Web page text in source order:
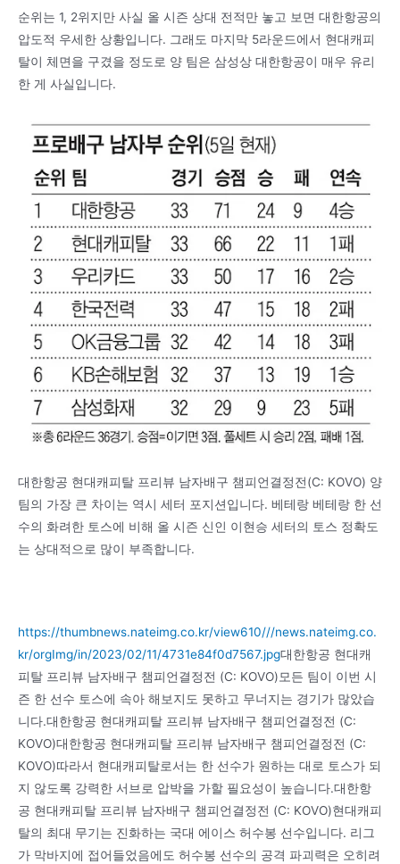
순위는 1, 2위지만 사실 올 시즌 상대 전적만 놓고 보면 대한항공의
압도적 우세한 상황입니다. 그래도 마지막 5라운드에서 현대캐피
탈이 체면을 구겼을 정도로 양 팀은 삼성상 대한항공이 매우 유리
한 게 사실입니다.
대한항공 현대캐피탈 프리뷰 남자배구 챔피언결정전(C: KOVO) 양
팀의 가장 큰 차이는 역시 세터 포지션입니다. 베테랑 베테랑 한 선
수의 화려한 토스에 비해 올 시즌 신인 이현승 세터의 토스 정확도
는 상대적으로 많이 부족합니다.
https://thumbnews.nateimg.co.kr/view610///news.nateimg.co.
kr/orgImg/in/2023/02/11/4731e84f0d7567.jpg대한항공 현대캐
피탈 프리뷰 남자배구 챔피언결정전 (C: KOVO)모든 팀이 이번 시
즌 한 선수 토스에 속아 해보지도 못하고 무너지는 경기가 많았습
니다.대한항공 현대캐피탈 프리뷰 남자배구 챔피언결정전 (C:
KOVO)대한항공 현대캐피탈 프리뷰 남자배구 챔피언결정전 (C:
KOVO)따라서 현대캐피탈로서는 한 선수가 원하는 대로 토스가 되
지 않도록 강력한 서브로 압박을 가할 필요성이 높습니다.대한항
공 현대캐피탈 프리뷰 남자배구 챔피언결정전 (C: KOVO)현대캐피
탈의 최대 무기는 진화하는 국대 에이스 허수봉 선수입니다. 리그
가 막바지에 접어들었음에도 허수봉 선수의 공격 파괴력은 오히려